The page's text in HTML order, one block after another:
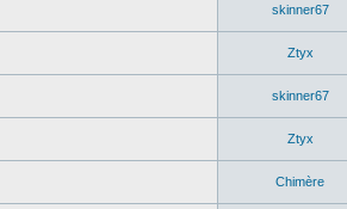
skinner67
Ztyx
skinner67
Ztyx
Chimère